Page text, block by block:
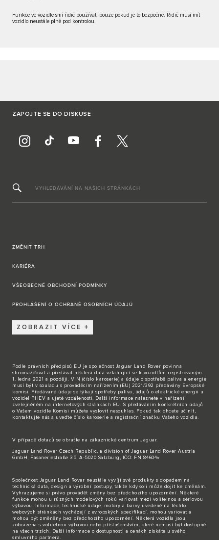
Funkce ve vozidle smí řidič používat, pouze pokud je to bezpečné. Řidič musí mít
vozidlo neustále plně pod kontrolou.
ZAPOJTE SE DO DISKUSE
VYHLEDÁVÁNÍ NA NAŠICH STRÁNKÁCH
ZMĚNIT TRH
KARIÉRA
VŠEOBECNÉ OBCHODNÍ PODMÍNKY
PROHLÁŠENÍ O OCHRANĚ OSOBNÍCH ÚDAJÚ
ZOBRAZIT VÍCE
Podle právních předpisů EU je společnost Jaguar Land Rover povinna
shromažďovat a předávat některá data vztahující se k vozidlům registrovaným
1. ledna 2021 a později. VIN (číslo karoserie) a údaje o spotřebě paliva a energie
musí být v souladu s prováděcím nařízením (EU) 2021/392 předávány Evropské
komisi. Předávané údaje se týkají spotřeby paliva, údajů o elektrické energii u
vozidel PHEV a ujeté vzdálenosti. Další informace naleznete v nařízení
zveřejněném na internetových stránkách EU. S předáváním konkrétních údajů
o Vašem vozidle Komisi můžete vyslovit nesouhlas. Pokud tak chcete učinit,
kontaktujte nás a uveďte číslo karoserie a registrační značku Vašeho vozidla.
V případě dotazů se obraťte na zákaznické centrum Jaguar.
Jaguar Land Rover Czech Republic, a division of Jaguar Land Rover Austria
GmbH, Fasaneriestraße 35, A-5020 Salzburg, IČO: FN 84604v
Společnost Jaguar Land Rover neustále vyvíjí své produkty s dopadem na
technická data, design a výrobní postupy, takže kdykoli může dojít ke změnám.
Vyhrazujeme si právo provádět změny bez předchozího upozornění. Některé
funkce mohou u různých modelových roků variovat mezi volitelnou a sériovou
výbavou. Informace, technické údaje, motory a barvy uvedené na těchto
webových stránkách vycházejí z evropských specifikací, mohou variovat a
mohou být změněny bez předchozího upozornění. Některá vozidla jsou
zobrazena s volitelnou výbavou nebo příslušenstvím, které nemusí být dostupné
na všech trzích. Další informace o dostupnosti a cenách získáte u svého
smluvního partnera.